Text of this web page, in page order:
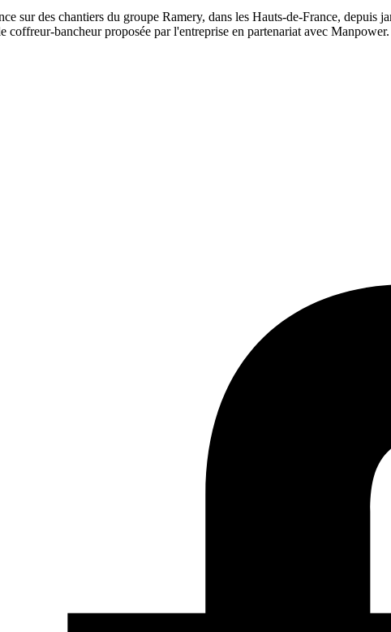
sur des chantiers du groupe Ramery, dans les Hauts-de-France, depuis
bancheur proposée par l'entreprise en partenariat avec Manpower.